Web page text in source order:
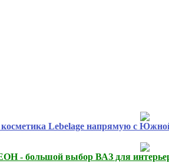
косметика Lebelage напрямую с
- большой выбор ВАЗ для